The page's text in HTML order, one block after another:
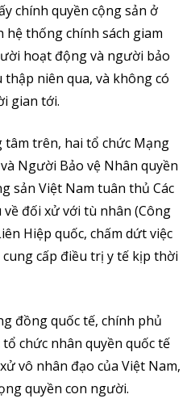
chính quyền cộng sản ở
hệ thống chính sách giam
hoạt động và người bảo
niên qua, và không có
gian tới.
trên, hai tổ chức Mạng
Người Bảo vệ Nhân quyền
sản Việt Nam tuân thủ Các
đối xử với tù nhân (Công
Hiệp quốc, chấm dứt việc
cấp điều trị y tế kịp thời
đồng quốc tế, chính phủ
tổ chức nhân quyền quốc tế
vô nhân đạo của Việt Nam,
quyền con người.